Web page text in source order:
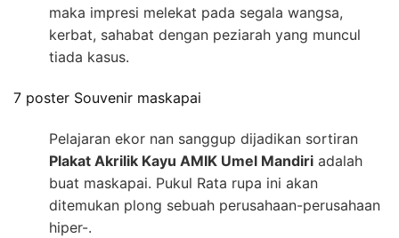
maka impresi melekat pada segala wangsa,
kerbat, sahabat dengan peziarah yang muncul
tiada kasus.
7 poster Souvenir maskapai
Pelajaran ekor nan sanggup dijadikan sortiran
Plakat Akrilik Kayu AMIK Umel Mandiri adalah
buat maskapai. Pukul Rata rupa ini akan
ditemukan plong sebuah perusahaan-perusahaan
hiper-.